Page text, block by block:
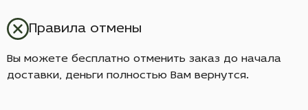
Правила отмены
Вы можете бесплатно отменить заказ до начала
доставки, деньги полностью Вам вернутся.